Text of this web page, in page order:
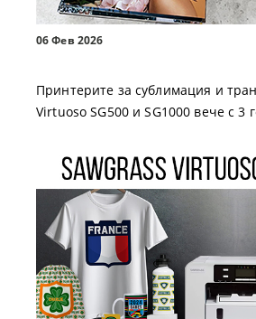
06 Фев 2026
Принтерите за сублимация и
Virtuoso SG500 и SG1000 вече с 3